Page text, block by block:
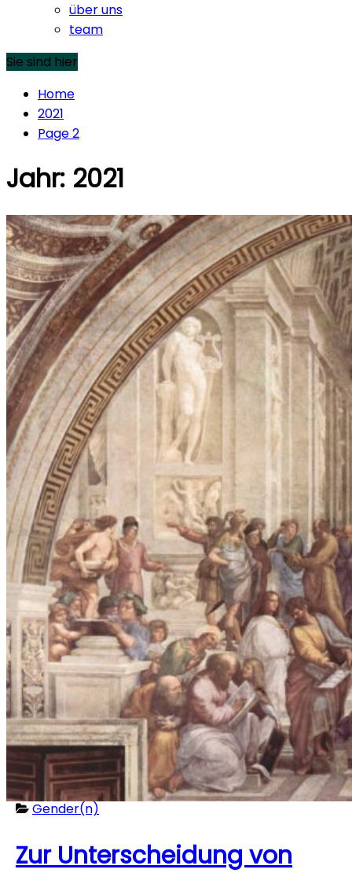
über uns
team
Sie sind hier
Home
2021
Page 2
Jahr: 2021
Gender(n)
Zur Unterscheidung von